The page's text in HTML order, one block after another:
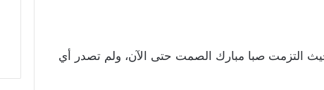
حيث التزمت صبا مبارك الصمت حتى الآن، ولم تصدر أي